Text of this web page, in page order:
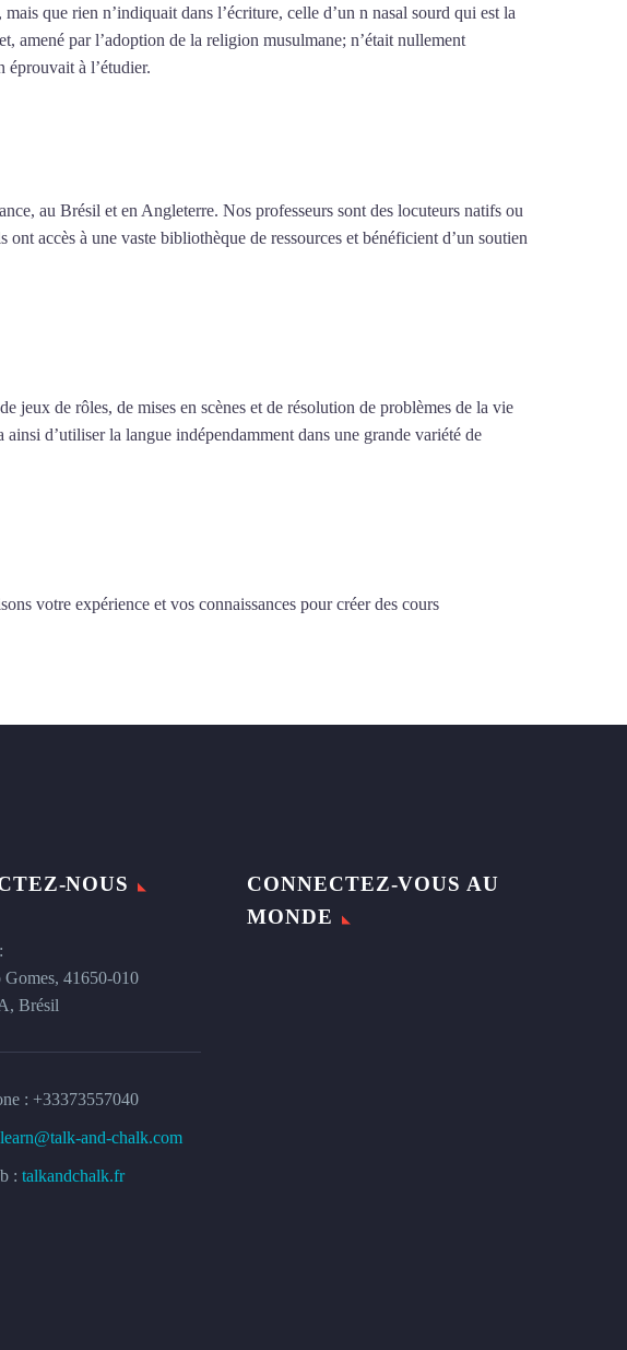
que rien n’indiquait dans l’écriture, celle d’un n nasal sourd qui est la
amené par l’adoption de la religion musulmane; n’était nullement
éprouvait à l’étudier.
au Brésil et en Angleterre. Nos professeurs sont des locuteurs natifs ou
ont accès à une vaste bibliothèque de ressources et bénéficient d’un soutien
jeux de rôles, de mises en scènes et de résolution de problèmes de la vie
d’utiliser la langue indépendamment dans une grande variété de
votre expérience et vos connaissances pour créer des cours
NOUS
41650-010
Brésil
: +33373557040
learn@talk-and-chalk.com
: talkandchalk.fr
CONNECTEZ-VOUS AU
MONDE